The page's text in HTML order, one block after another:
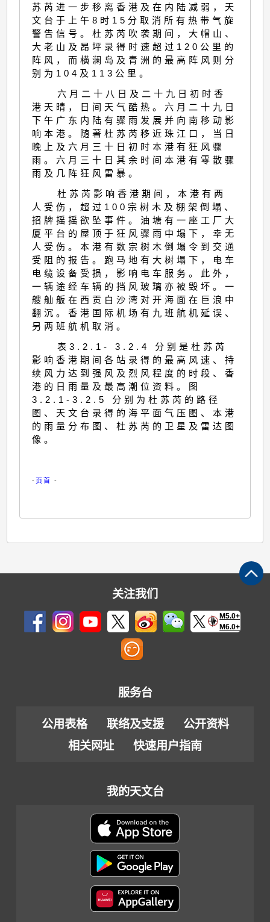
苏芮进一步移离香港及在内陆减弱，天
文台于上午8时15分取消所有热带气旋
警告信号。杜苏芮吹袭期间，大帽山、
大老山及昂坪录得时速超过120公里的
阵风，而横澜岛及青洲的最高阵风则分
别为104及113公里。
六月二十八日及二十九日初时香
港天晴，日间天气酷热。六月二十九日
下午广东内陆有骤雨发展并向南移动影
响本港。随著杜苏芮移近珠江口，当日
晚上及六月三十日初时本港有狂风骤
雨。六月三十日其余时间本港有零散骤
雨及几阵狂风雷暴。
杜苏芮影响香港期间，本港有两
人受伤，超过100宗树木及棚架倒塌、
招牌摇摇欲坠事件。油塘有一座工厂大
厦平台的屋顶于狂风骤雨中塌下，幸无
人受伤。本港有数宗树木倒塌令到交通
受阻的报告。跑马地有大树塌下，电车
电缆设备受损，影响电车服务。此外，
一辆途经车辆的挡风玻璃亦被毁坏。一
艘舢舨在西贡白沙湾对开海面在巨浪中
翻沉。香港国际机场有九班航机延误、
另两班航机取消。
表3.2.1- 3.2.4 分别是杜苏芮
影响香港期间各站录得的最高风速、持
续风力达到强风及烈风程度的时段、香
港的日雨量及最高潮位资料。图
3.2.1-3.2.5 分别为杜苏芮的路径
图、天文台录得的海平面气压图、本港
的雨量分布图、杜苏芮的卫星及雷达图
像。
- 页首 -
关注我们
M5.0+
M6.0+
服务台
公用表格 联络及支援
公开资料
相关网址
快速用户指南
我的天文台